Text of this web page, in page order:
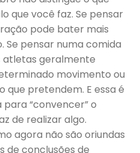
que você faz. Se pensar
pode bater mais
Se pensar numa comida
atletas geralmente
movimento ou
que pretendem. E essa é
“convencer” o
de realizar algo.
agora não são oriundas
de conclusões de